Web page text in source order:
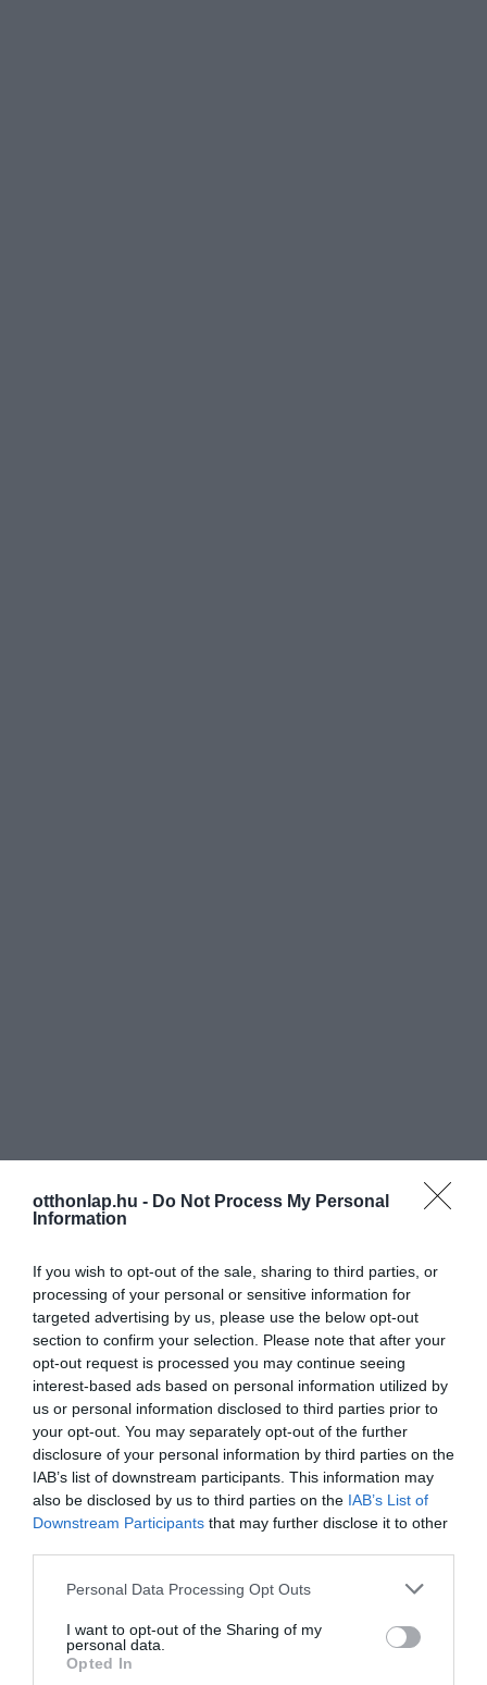
otthonlap.hu - Do Not Process My Personal
Information
If you wish to opt-out of the sale, sharing to third parties, or
processing of your personal or sensitive information for
targeted advertising by us, please use the below opt-out
section to confirm your selection. Please note that after your
opt-out request is processed you may continue seeing
interest-based ads based on personal information utilized by
us or personal information disclosed to third parties prior to
your opt-out. You may separately opt-out of the further
disclosure of your personal information by third parties on the
IAB’s list of downstream participants. This information may
also be disclosed by us to third parties on the IAB’s List of
Downstream Participants that may further disclose it to other
Please note that this website/app uses one or more Google
not limited to your visit or usage behaviour. You may click to
grant or deny consent to Google and its third-party tags to
use your data for below specified purposes in below Google
Personal Data Processing Opt Outs
I want to opt-out of the Sharing of my
personal data.
Opted In
351
MEGOSZTÁS